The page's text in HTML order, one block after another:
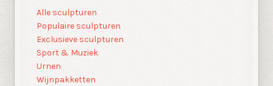
Alle sculpturen
Populaire sculpturen
Exclusieve sculpturen
Sport & Muziek
Urnen
Wijnpakketten